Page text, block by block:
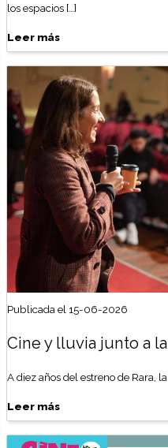
los espacios […]
Leer más
Publicada el 15-06-2026
Cine y lluvia junto a
A diez años del estreno de Rara,
Leer más